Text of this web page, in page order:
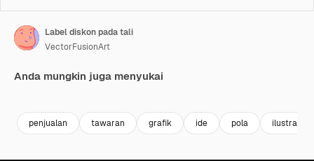
Label diskon pada tali
VectorFusionArt
Anda mungkin juga menyukai
penjualan tawaran grafik ide pola ilustrasi